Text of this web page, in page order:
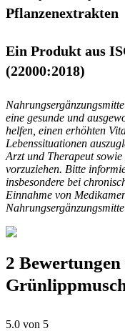
Pflanzenextrakten
Ein Produkt aus
(22000:2018)
eine gesunde und
helfen, einen erhöhten
Lebenssituationen
Arzt und Therapeut
vorzuziehen. Bitte
insbesondere bei
Einnahme von
2
5.0 von 5